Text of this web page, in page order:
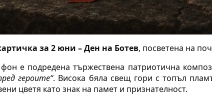
за 2 юни – Ден на Ботев, посветена на
е подредена тържествена патриотична
героите“. Висока бяла свещ гори с топъл
цветя като знак на памет и признателност.